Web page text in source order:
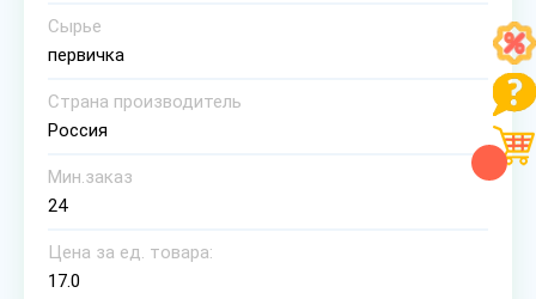
Сырье
первичка
Страна производитель
Россия
Мин.заказ
24
Цена за ед. товара:
17.0